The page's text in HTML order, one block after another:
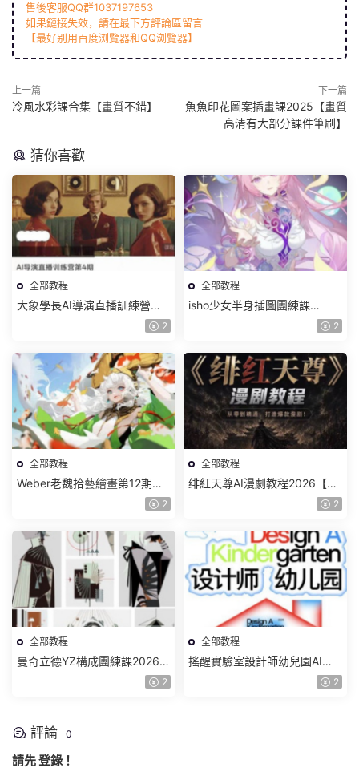
售後客服QQ群1037197653
如果鏈接失效，請在最下方評論區留言
【最好别用百度浏覽器和QQ浏覽器】
上一篇
冷風水彩課合集【畫質不錯】
下一篇
魚魚印花圖案插畫課2025【畫質
高清有大部分課件筆刷】
猜你喜歡
全部教程
大象學長AI導演直播訓練營第4
期2026【畫質高清有資料】 2
全部教程
isho少女半身插圖團練課
2026【畫質高清隻有視頻】 2
全部教程
Weber老魏拾藝繪畫第12期角
色特訓班【畫質不錯隻有視
2
全部教程
绯紅天尊AI漫劇教程2026【畫
2
全部教程
曼奇立德YZ構成團練課2026年
8月已結課【畫質高清有課件】
2
全部教程
搖醒實驗室設計師幼兒園AI軟
件基礎課2025【畫質不錯有素
2
評論 0
請先登錄 ！